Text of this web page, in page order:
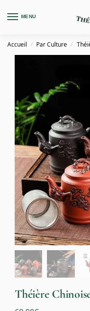
MENU
Accueil / Par Culture /
Théière